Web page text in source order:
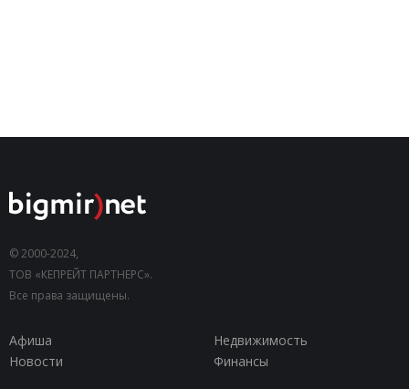
© 2000-2024,
ТОВ «КЕПРЕЙТ ПАРТНЕРС».
Все права защищены.
Афиша
Недвижимость
Новости
Финансы